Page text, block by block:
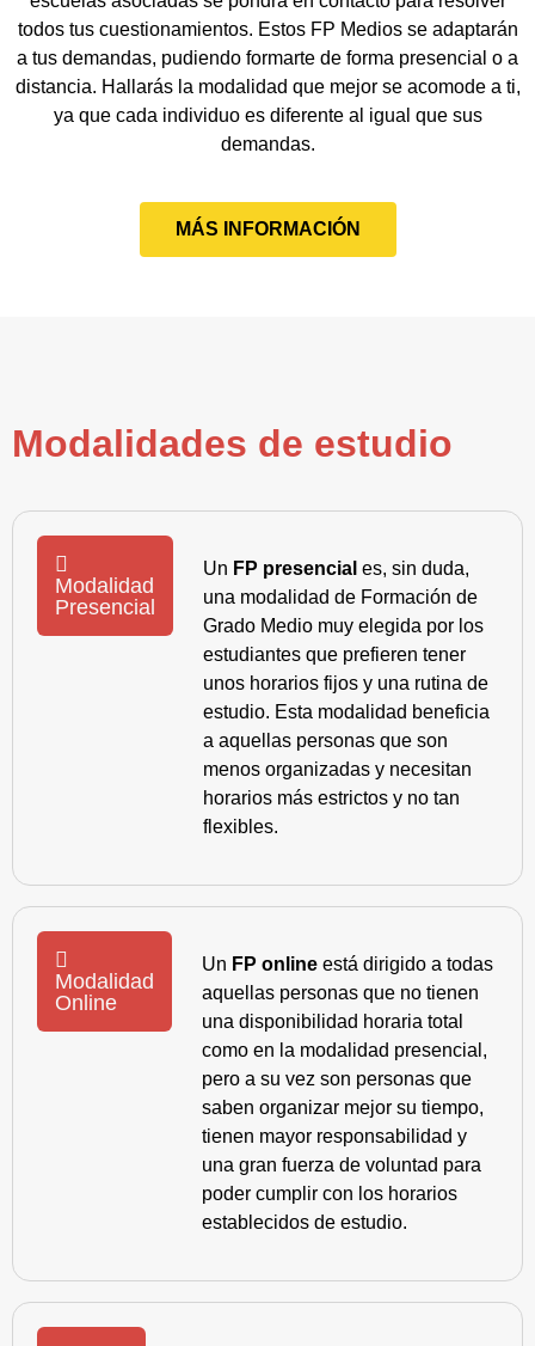
todos tus cuestionamientos. Estos FP Medios se adaptarán
a tus demandas, pudiendo formarte de forma presencial o a
distancia. Hallarás la modalidad que mejor se acomode a ti,
ya que cada individuo es diferente al igual que sus
demandas.
MÁS INFORMACIÓN
Modalidades de estudio
Modalidad
Presencial
Un FP presencial es, sin duda,
una modalidad de Formación de
Grado Medio muy elegida por los
estudiantes que prefieren tener
unos horarios fijos y una rutina de
estudio. Esta modalidad beneficia
a aquellas personas que son
menos organizadas y necesitan
horarios más estrictos y no tan
flexibles.
Modalidad
Online
Un FP online está dirigido a todas
aquellas personas que no tienen
una disponibilidad horaria total
como en la modalidad presencial,
pero a su vez son personas que
saben organizar mejor su tiempo,
tienen mayor responsabilidad y
una gran fuerza de voluntad para
poder cumplir con los horarios
establecidos de estudio.